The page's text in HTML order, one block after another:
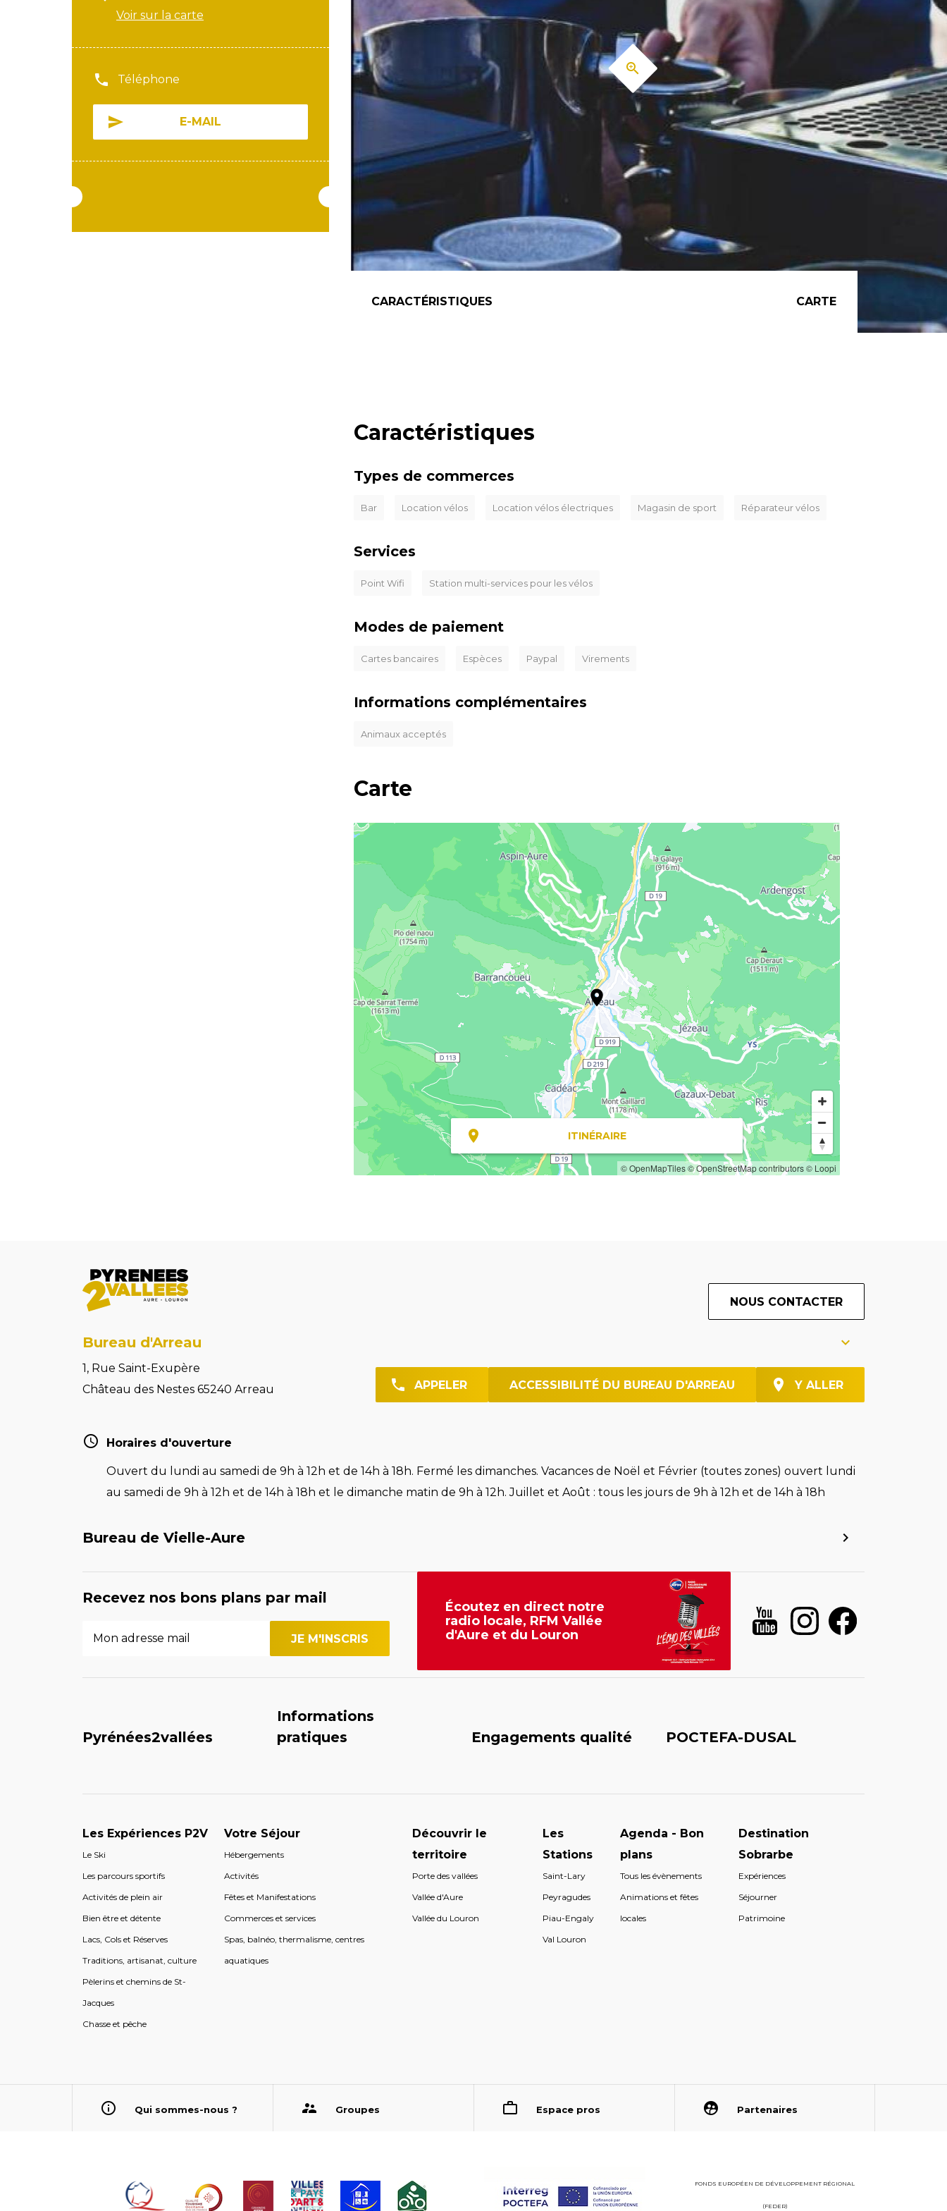
Voir sur la carte
Téléphone
E-MAIL
CARACTÉRISTIQUES CARTE
Caractéristiques
Types de commerces
Bar Location vélos Location vélos électriques Magasin de sport Réparateur vélos
Services
Point Wifi Station multi-services pour les vélos
Modes de paiement
Cartes bancaires Espèces Paypal Virements
Informations complémentaires
Animaux acceptés
Carte
ITINÉRAIRE
© OpenMapTiles© OpenStreetMap contributors© Loopi
NOUS CONTACTER
Bureau d'Arreau
1, Rue Saint-Exupère
Château des Nestes 65240 Arreau
APPELER ACCESSIBILITÉ DU BUREAU D'ARREAU Y ALLER
Horaires d'ouverture
Ouvert du lundi au samedi de 9h à 12h et de 14h à 18h. Fermé les dimanches. Vacances de Noël et Février (toutes zones) ouvert lundi
au samedi de 9h à 12h et de 14h à 18h et le dimanche matin de 9h à 12h. Juillet et Août : tous les jours de 9h à 12h et de 14h à 18h
Bureau de Vielle-Aure
Recevez nos bons plans par mail
Écoutez en direct notre
radio locale, RFM Vallée
d'Aure et du Louron
Pyrénées2vallées
Informations
pratiques
Engagements qualité POCTEFA-DUSAL
Les Expériences P2V
Le Ski
Les parcours sportifs
Activités de plein air
Bien être et détente
Lacs, Cols et Réserves
Traditions, artisanat, culture
Pèlerins et chemins de St-
Jacques
Chasse et pêche
Votre Séjour
Hébergements
Activités
Fêtes et Manifestations
Commerces et services
Spas, balnéo, thermalisme, centres
aquatiques
Découvrir le
territoire
Porte des vallées
Vallée d'Aure
Vallée du Louron
Les
Stations
Saint-Lary
Peyragudes
Piau-Engaly
Val Louron
Agenda - Bon
plans
Tous les évènements
Animations et fêtes
locales
Destination
Sobrarbe
Expériences
Séjourner
Patrimoine
Qui sommes-nous ? Groupes Espace pros Partenaires
FONDS EUROPÉEN DE DÉVELOPPEMENT RÉGIONAL
(FEDER)